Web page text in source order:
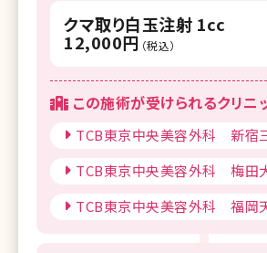
クマ取り白玉注射 1cc
12,000円 （税込）
この施術が受けられるクリニ
TCB東京中央美容外科 新宿
TCB東京中央美容外科 梅田
TCB東京中央美容外科 福岡